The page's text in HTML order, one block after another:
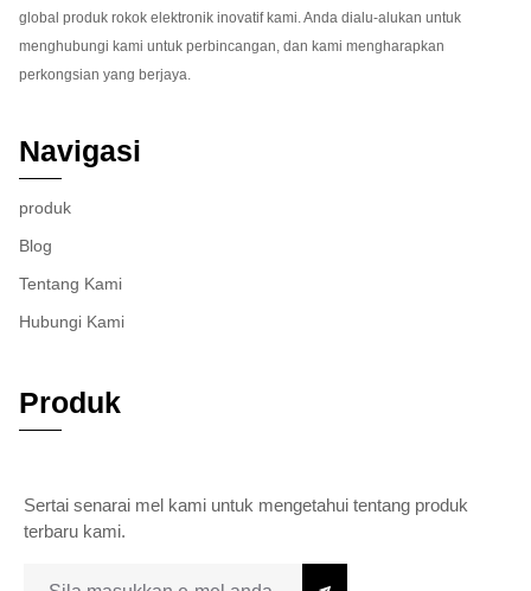
global produk rokok elektronik inovatif kami. Anda dialu-alukan untuk
menghubungi kami untuk perbincangan, dan kami mengharapkan
perkongsian yang berjaya.
Navigasi
produk
Blog
Tentang Kami
Hubungi Kami
Produk
Sertai senarai mel kami untuk mengetahui tentang produk
terbaru kami.